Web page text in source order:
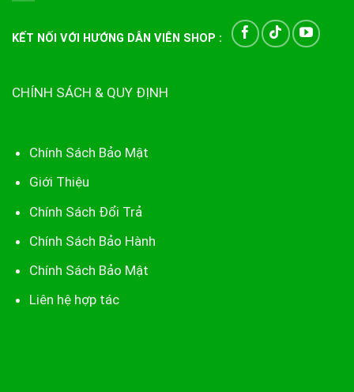
KẾT NỐI VỚI HƯỚNG DẪN VIÊN SHOP :
CHÍNH SÁCH & QUY ĐỊNH
Chính Sách Bảo Mật
Giới Thiệu
Chính Sách Đổi Trả
Chính Sách Bảo Hành
Chính Sách Bảo Mật
Liên hệ hợp tác